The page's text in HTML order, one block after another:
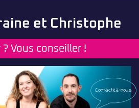
et Christophe
Vous conseiller !
Contactez-nous